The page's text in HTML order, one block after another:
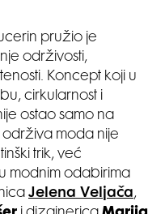
pružio je
održivosti,
Koncept koji u
cirkularnost i
ostao samo na
moda nije
trik, već
modnim odabirima
Jelena Veljača,